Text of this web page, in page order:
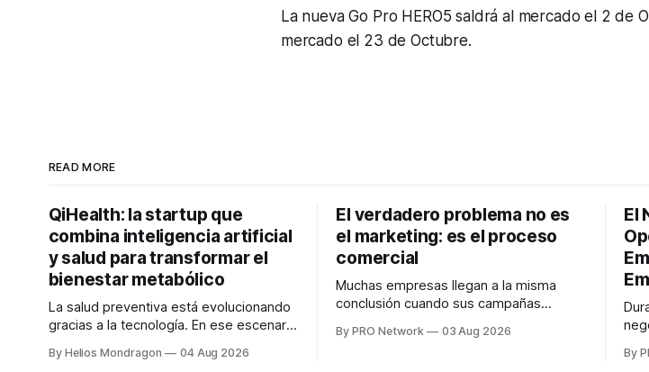
La nueva Go Pro HERO5 saldrá al mercado el 2 de
mercado el 23 de Octubre.
READ MORE
QiHealth: la startup que
combina inteligencia artificial
y salud para transformar el
bienestar metabólico
La salud preventiva está evolucionando
gracias a la tecnología. En ese escenario
desarrolla un ecosistema digital capaz
By Helios Mondragon 04 Aug 2026
El verdadero problema no es
el marketing: es el proceso
comercial
Muchas empresas llegan a la misma
conclusión cuando sus campañas
marketing no funciona". Sin embargo,
By PRO Network 03 Aug 2026
El
By